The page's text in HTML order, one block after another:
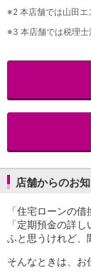
イオン銀行PayB
iAEON
AEON Pay
口座振替サービス
WEB即時決済サー
公営競技
Myステージ
相続・税務のご相
電子マネーWAON
セキュリティ
※2 本店舗では山田エ
※3 本店舗では税理
店舗からのお
「住宅ローンの
「定期預金の詳
ふと思うけれど、
そんなときは、お